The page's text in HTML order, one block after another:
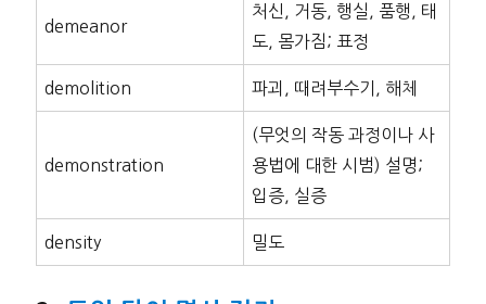
demeanor
처신, 거동, 행실, 품행, 태
도, 몸가짐; 표정
demolition 파괴, 때려부수기, 해체
demonstration
(무엇의 작동 과정이나 사
용법에 대한 시범) 설명;
입증, 실증
density 밀도